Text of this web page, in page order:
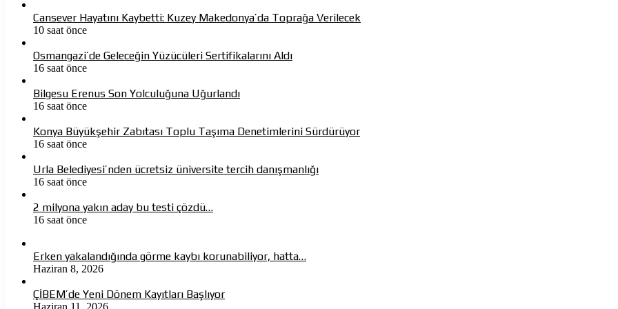
Cansever Hayatını Kaybetti: Kuzey Makedonya’da Toprağa Verilecek
10 saat önce
Osmangazi’de Geleceğin Yüzücüleri Sertifikalarını Aldı
16 saat önce
Bilgesu Erenus Son Yolculuğuna Uğurlandı
16 saat önce
Konya Büyükşehir Zabıtası Toplu Taşıma Denetimlerini Sürdürüyor
16 saat önce
Urla Belediyesi’nden ücretsiz üniversite tercih danışmanlığı
16 saat önce
2 milyona yakın aday bu testi çözdü…
16 saat önce
Erken yakalandığında görme kaybı korunabiliyor, hatta…
Haziran 8, 2026
ÇİBEM’de Yeni Dönem Kayıtları Başlıyor
Haziran 11, 2026